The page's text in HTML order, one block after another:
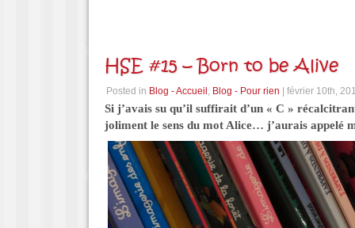
HSE #15 – Born to be Alive
Posted in Blog - Accueil , Blog - Pour rien | février 10th,
Si j’avais su qu’il suffirait d’un « C »
joliment le sens du mot Alice… j’aurais appelé